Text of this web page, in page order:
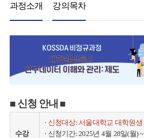
과정소개 강의목차
■ 신청 안내 ■
수강
∙ 신청대상: 서울대학교 대학원생
∙ 신청기간: 2025년 4월 28일(월)